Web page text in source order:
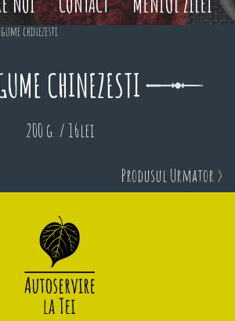
chinezesti
CHINEZESTI
200 g. / 16lei
Produsul Urmator >